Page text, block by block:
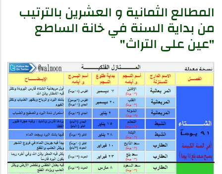
المطالع الثمانية و العشرين بالترتيب
من بداية السنة في خانة الساطع
"عين على التراث"